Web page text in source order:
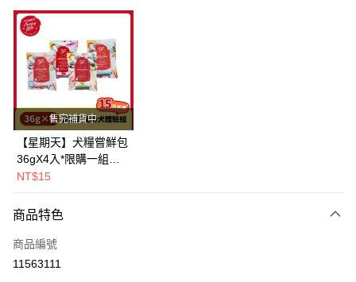
超商取貨付款
LINE Pay
Apple Pay
街口支付
悠遊付
Google Pay
AFTEE先享後付
相關說明
【關於「AFTEE先享後付」】
ATM付款
售完補貨中
【星期天】犬糧嘗鮮包
36gX4入*限購一組｜
鱈+鮭+牛+羊（效期
NT$15
商品特色
商品編號
11563111